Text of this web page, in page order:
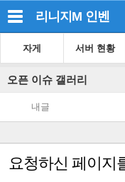
리니지M 인벤
자게 서버 현황
오픈 이슈 갤러리
내글
요청하신 페이지